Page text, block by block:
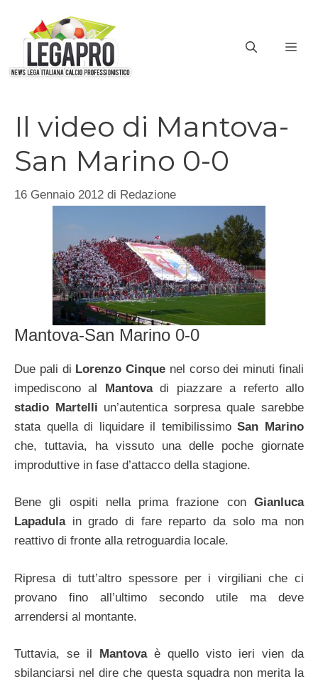
contenuto
Il video di Mantova-
San Marino 0-0
16 Gennaio 2012 di Redazione
Mantova-San Marino 0-0
Due pali di Lorenzo Cinque nel corso dei minuti finali
impediscono al Mantovadi piazzare a referto allo
stadio Martelli un’autentica sorpresa quale sarebbe
stata quella di liquidare il temibilissimoSan Marino
che, tuttavia, ha vissuto una delle poche giornate
improduttive in fase d’attacco della stagione.
Bene gli ospiti nella prima frazione con Gianluca
Lapadulain grado di fare reparto da solo ma non
reattivo di fronte alla retroguardia locale.
Ripresa di tutt’altro spessore per i virgiliani che ci
provano fino all’ultimo secondo utile ma deve
arrendersi al montante.
Tuttavia, se il Mantovaè quello visto ieri vien da
sbilanciarsi nel dire che questa squadra non merita la